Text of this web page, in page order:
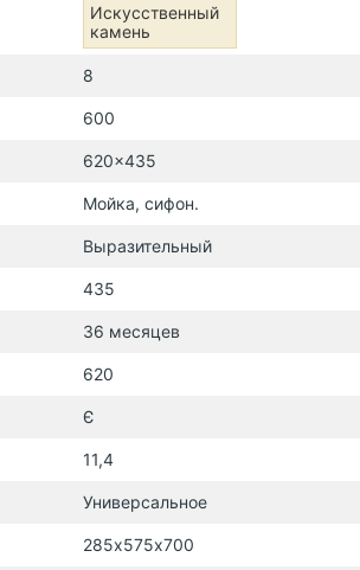
Искусственный
камень
8
600
620x435
Мойка, сифон.
Выразительный
435
36 месяцев
620
Є
11,4
Универсальное
285х575х700